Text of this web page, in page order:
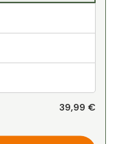
39,99 €